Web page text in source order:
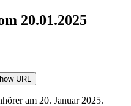
20.01.2025
URL
am 20. Januar 2025.